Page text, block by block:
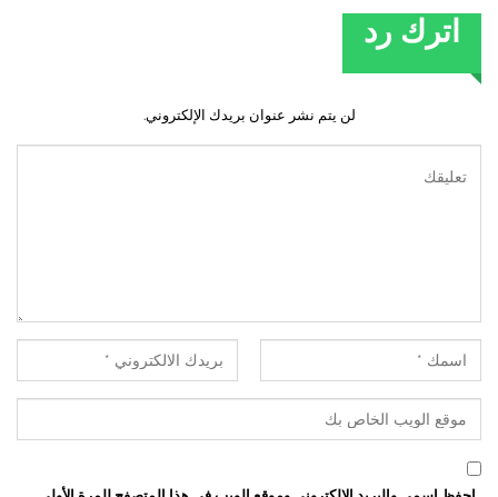
اترك رد
لن يتم نشر عنوان بريدك الإلكتروني.